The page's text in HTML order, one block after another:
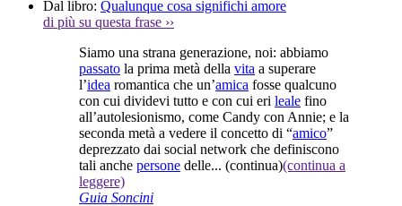
Dal libro: Qualunque cosa significhi amore
di più su questa frase ››
Siamo una strana generazione, noi: abbiamo
passato la prima metà della vita a superare
l’idea romantica che un’amica fosse qualcuno
con cui dividevi tutto e con cui eri leale fino
all’autolesionismo, come Candy con Annie; e la
seconda metà a vedere il concetto di “amico”
deprezzato dai social network che definiscono
tali anche persone delle... (continua)(continua a
leggere)
Guia Soncini